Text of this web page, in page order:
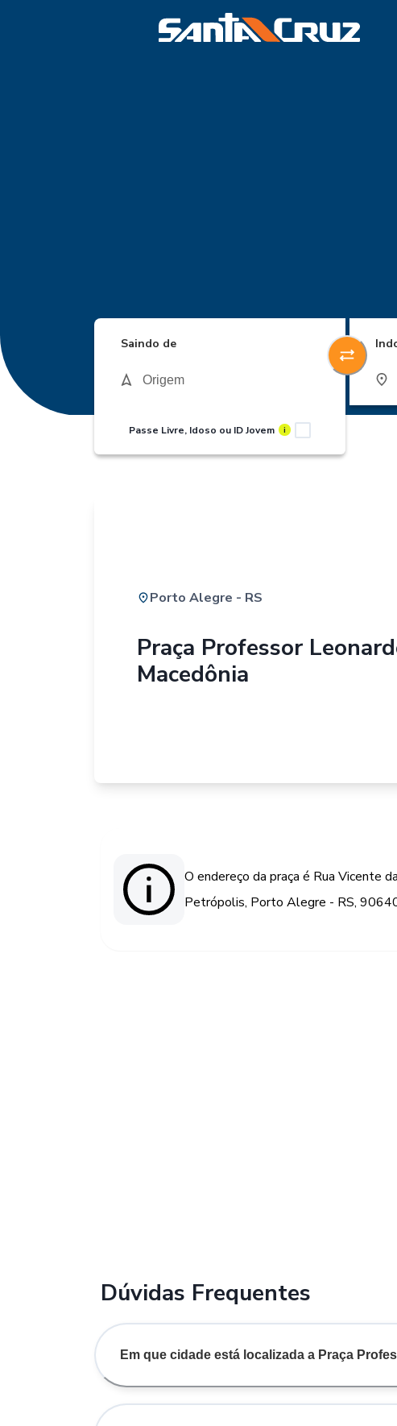
Saindo de
Passe Livre, Idoso ou ID Jovem i
Porto Alegre - RS
Praça Professor
Macedônia
O endereço da praça é Rua Vicente
Petrópolis, Porto Alegre - RS,
Dúvidas Frequentes
Em que cidade está localizada a Praça